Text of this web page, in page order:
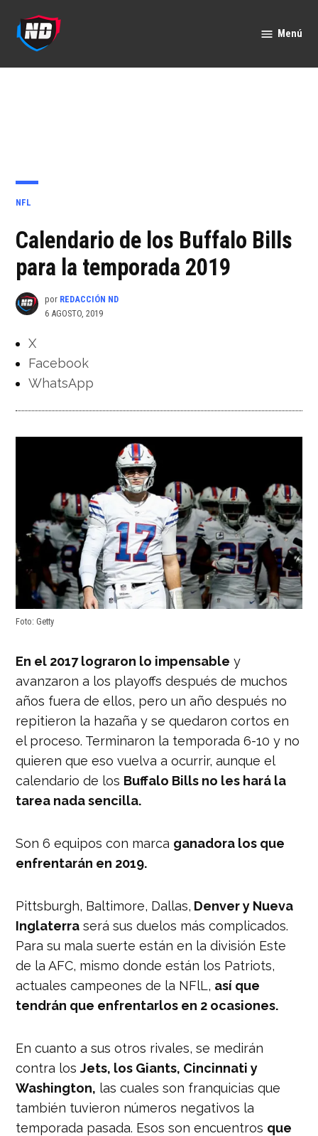
contenido
Menú
PUBLICADO
NFL
Calendario de los Buffalo Bills
para la temporada 2019
por REDACCIÓN ND
6 AGOSTO, 2019
X
Facebook
WhatsApp
Foto: Getty
En el 2017 lograron lo impensable y
avanzaron a los playoffs después de muchos
años fuera de ellos, pero un año después no
repitieron la hazaña y se quedaron cortos en
el proceso. Terminaron la temporada 6-10 y no
quieren que eso vuelva a ocurrir, aunque el
calendario de los Buffalo Bills no les hará la
tarea nada sencilla.
Son 6 equipos con marca ganadora los que
enfrentarán en 2019.
Pittsburgh, Baltimore, Dallas, Denver y Nueva
Inglaterra será sus duelos más complicados.
Para su mala suerte están en la división Este
de la AFC, mismo donde están los Patriots,
actuales campeones de la NFlL, así que
tendrán que enfrentarlos en 2 ocasiones.
En cuanto a sus otros rivales, se medirán
contra losJets, los Giants, Cincinnati y
Washington, las cuales son franquicias que
también tuvieron números negativos la
temporada pasada. Esos son encuentros que